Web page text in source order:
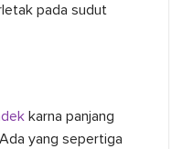
pada sudut
karna panjang
yang sepertiga